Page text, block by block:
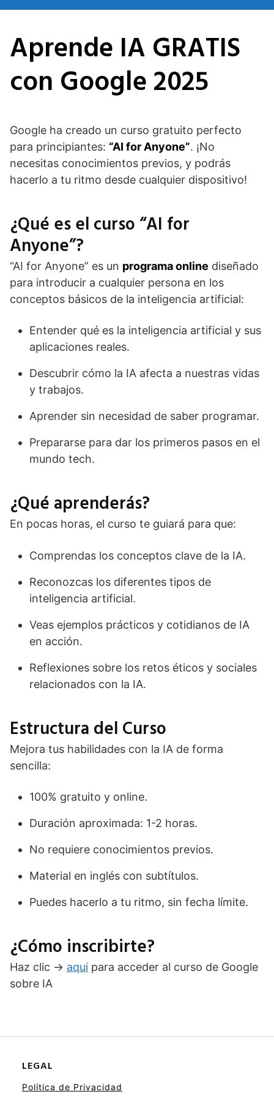
Saltar
contenido
Aprende IA GRATIS
con Google 2025
Google ha creado un curso gratuito perfecto
para principiantes: “AI for Anyone”. ¡No
necesitas conocimientos previos, y podrás
hacerlo a tu ritmo desde cualquier dispositivo!
¿Qué es el curso “AI for
Anyone”?
“AI for Anyone” es un programa online diseñado
para introducir a cualquier persona en los
conceptos básicos de la inteligencia artificial:
Entender qué es la inteligencia artificial y sus
aplicaciones reales.
Descubrir cómo la IA afecta a nuestras vidas
y trabajos.
Aprender sin necesidad de saber programar.
Prepararse para dar los primeros pasos en el
mundo tech.
¿Qué aprenderás?
En pocas horas, el curso te guiará para que:
Comprendas los conceptos clave de la IA.
Reconozcas los diferentes tipos de
inteligencia artificial.
Veas ejemplos prácticos y cotidianos de IA
en acción.
Reflexiones sobre los retos éticos y sociales
relacionados con la IA.
Estructura del Curso
Mejora tus habilidades con la IA de forma
sencilla:
100% gratuito y online.
Duración aproximada: 1-2 horas.
No requiere conocimientos previos.
Material en inglés con subtítulos.
Puedes hacerlo a tu ritmo, sin fecha límite.
¿Cómo inscribirte?
Haz clic → aqui para acceder al curso de Google
sobre IA
LEGAL
Política de Privacidad